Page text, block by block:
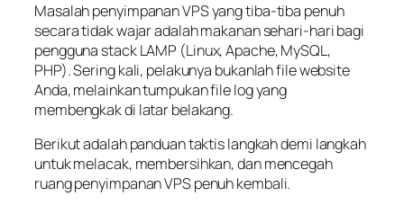
Masalah penyimpanan VPS yang tiba-tiba penuh
secara tidak wajar adalah makanan sehari-hari bagi
pengguna stackLAMP (Linux, Apache, MySQL,
PHP). Sering kali, pelakunya bukanlah file website
Anda, melainkan tumpukan file log yang
membengkak di latar belakang.
Berikut adalah panduan taktis langkah demi langkah
untuk melacak, membersihkan, dan mencegah
ruang penyimpanan VPS penuh kembali.